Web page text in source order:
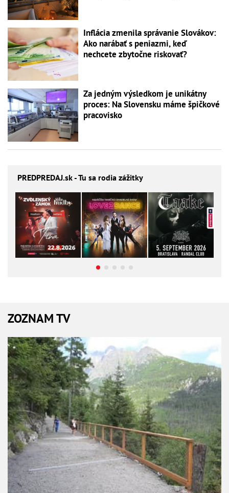
Inflácia zmenila správanie Slovákov:
Ako narábať s peniazmi, keď
nechcete zbytočne riskovať?
Za jedným výsledkom je unikátny
proces: Na Slovensku máme špičkové
pracovisko
PREDPREDAJ.sk - Tu sa rodia zážitky
ZOZNAM TV